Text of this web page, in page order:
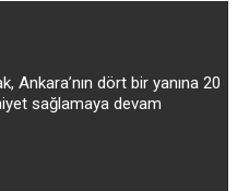
dört bir yanına 20
sağlamaya devam